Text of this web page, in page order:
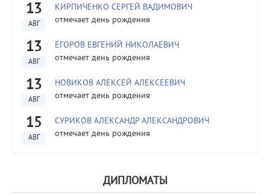
13
АВГ
КИРПИЧЕНКО СЕРГЕЙ ВАДИМОВИЧ
отмечает день рождения
13
АВГ
ЕГОРОВ ЕВГЕНИЙ НИКОЛАЕВИЧ
отмечает день рождения
13
АВГ
НОВИКОВ АЛЕКСЕЙ АЛЕКСЕЕВИЧ
отмечает день рождения
15
АВГ
СУРИКОВ АЛЕКСАНДР АЛЕКСАНДРОВИЧ
отмечает день рождения
ДИПЛОМАТЫ